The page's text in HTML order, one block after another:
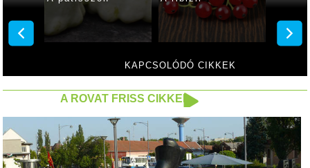
KAPCSOLÓDÓ CIKKEK
A ROVAT FRISS CIKKEI